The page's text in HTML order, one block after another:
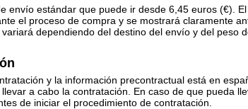
envío estándar que puede ir desde 6,45 euros (€).
el proceso de compra y se mostrará claramente
dependiendo del destino del envío y del peso
y la información precontractual está en
a cabo la contratación. En caso de que pueda
de iniciar el procedimiento de contratación.